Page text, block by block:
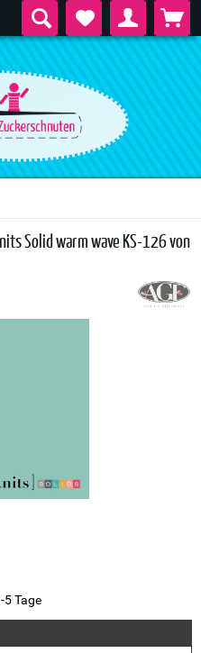
Solid warm wave KS-126 von
Tage